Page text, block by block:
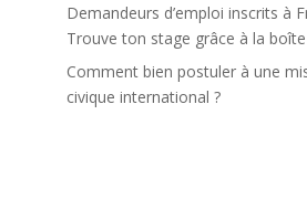
Demandeurs d’emploi inscrits à
Trouve ton stage grâce à la boîte
Comment bien postuler à une
civique international ?